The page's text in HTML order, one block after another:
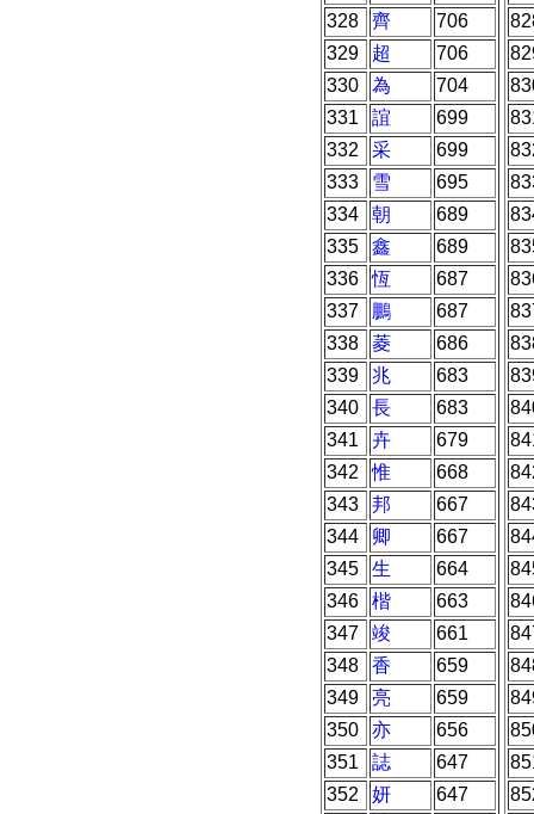
328
齊
706
329
超
706
330
為
704
331
誼
699
332
采
699
333
雪
695
334
朝
689
335
鑫
689
336
恆
687
337
鵬
687
338
菱
686
339
兆
683
340
長
683
341
卉
679
342
惟
668
343
邦
667
344
卿
667
345
生
664
346
楷
663
347
竣
661
348
香
659
349
亮
659
350
亦
656
351
誌
647
352
妍
647